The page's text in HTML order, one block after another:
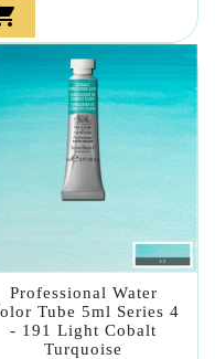
Professional Water
Tube 5ml Series 4
- 191 Light Cobalt
Turquoise